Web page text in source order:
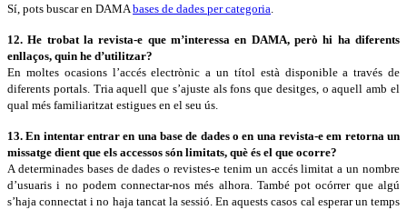
Sí, pots buscar en DAMA bases de dades per categoria
12. He trobat la revista-e que m’interessa en DAMA, però hi ha diferents
enllaços, quin he d’utilitzar?
En moltes ocasions l’accés electrònic a un títol està disponible a través de
diferents portals. Tria aquell que s’ajuste als fons que desitges, o aquell amb el
qual més familiaritzat estigues en el seu ús.
13. En intentar entrar en una base de dades o en una revista-e em retorna un
missatge dient que els accessos són limitats, què és el que ocorre?
A determinades bases de dades o revistes-e tenim un accés limitat a un nombre
d’usuaris i no podem connectar-nos més alhora. També pot ocórrer que algú
s’haja connectat i no haja tancat la sessió. En aquests casos cal esperar un temps